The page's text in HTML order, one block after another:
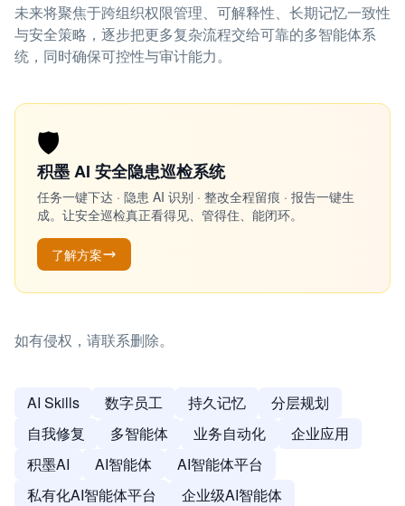
未来将聚焦于跨组织权限管理、可解释性、长期记忆一致性
与安全策略，逐步把更多复杂流程交给可靠的多智能体系
统，同时确保可控性与审计能力。
🛡️
积墨 AI 安全隐患巡检系统
任务一键下达 · 隐患 AI 识别 · 整改全程留痕 · 报告一键生
成。让安全巡检真正看得见、管得住、能闭环。
了解方案
如有侵权，请联系删除。
AI Skills 数字员工 持久记忆
分层规划
自我修复
多智能体 业务自动化
企业应用
积墨AI
AI智能体
AI智能体平台
私有化AI智能体平台
企业级AI智能体